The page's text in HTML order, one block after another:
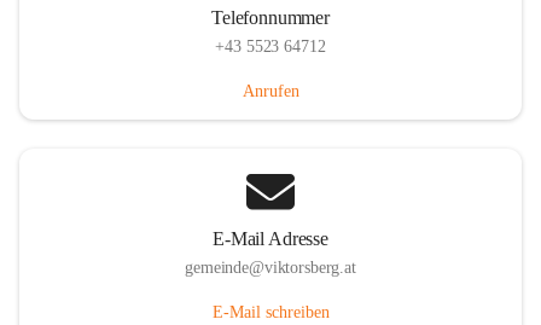
Telefonnummer
+43 5523 64712
Anrufen
E-Mail Adresse
gemeinde@viktorsberg.at
E-Mail schreiben